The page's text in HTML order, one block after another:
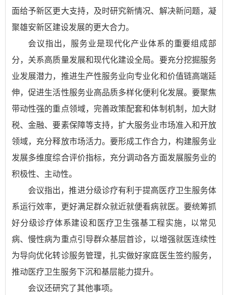
面给予新区更大支持，及时研究新情况、解决新问题，凝
聚雄安新区建设发展的更大合力。
会议指出，服务业是现代化产业体系的重要组成部
分，关系高质量发展和现代化建设全局。要充分挖掘服务
业发展潜力，推进生产性服务业向专业化和价值链高端延
伸，促进生活性服务业高品质多样化便利化发展。要聚焦
带动性强的重点领域，完善政策配套和体制机制，加大财
税、金融、要素保障等支持，扩大服务业市场准入和开放
领域，充分释放市场活力。要形成工作合力，构建服务业
发展多维度综合评价指标，充分调动各方面发展服务业的
积极性、主动性。
会议指出，推进分级诊疗有利于提高医疗卫生服务体
系运行效率，更好满足群众就近就便看病就医。要统筹抓
好分级诊疗体系建设和医疗卫生强基工程实施，以常见
病、慢性病为重点引导群众基层首诊，以增强就医连续性
为导向优化转诊服务管理，扎实做好家庭医生签约服务，
推动医疗卫生服务下沉和基层能力提升。
会议还研究了其他事项。